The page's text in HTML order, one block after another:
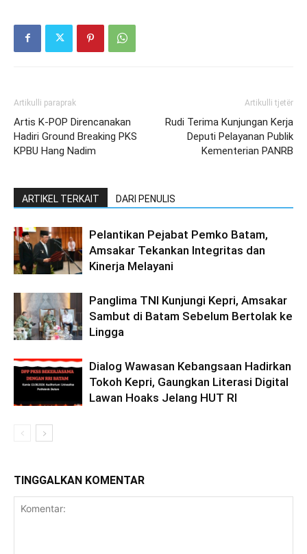
Artikulli paraprak
Artis K-POP Direncanakan
Hadiri Ground Breaking PKS
KPBU Hang Nadim
Artikulli tjetër
Rudi Terima Kunjungan Kerja
Deputi Pelayanan Publik
Kementerian PANRB
ARTIKEL TERKAIT DARI PENULIS
Pelantikan Pejabat Pemko Batam,
Amsakar Tekankan Integritas dan
Kinerja Melayani
Panglima TNI Kunjungi Kepri, Amsakar
Sambut di Batam Sebelum Bertolak ke
Lingga
Dialog Wawasan Kebangsaan Hadirkan
Tokoh Kepri, Gaungkan Literasi Digital
Lawan Hoaks Jelang HUT RI
TINGGALKAN KOMENTAR